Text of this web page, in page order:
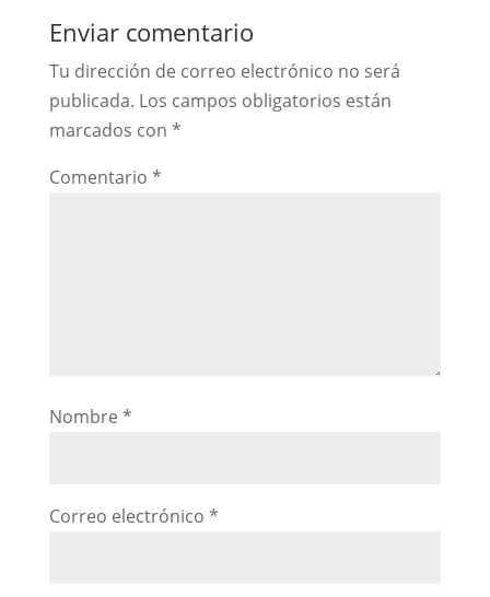
Enviar comentario
Tu dirección de correo electrónico no será
publicada. Los campos obligatorios están
marcados con *
Comentario *
Nombre *
Correo electrónico *